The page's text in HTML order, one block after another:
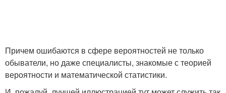
Причем ошибаются в сфере вероятностей не только
обыватели, но даже специалисты, знакомые с теорией
вероятности и математической статистики.